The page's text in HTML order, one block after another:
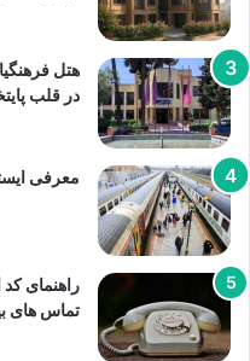
هتل
در قلب
معرفی
راهنمای کد
تماس های